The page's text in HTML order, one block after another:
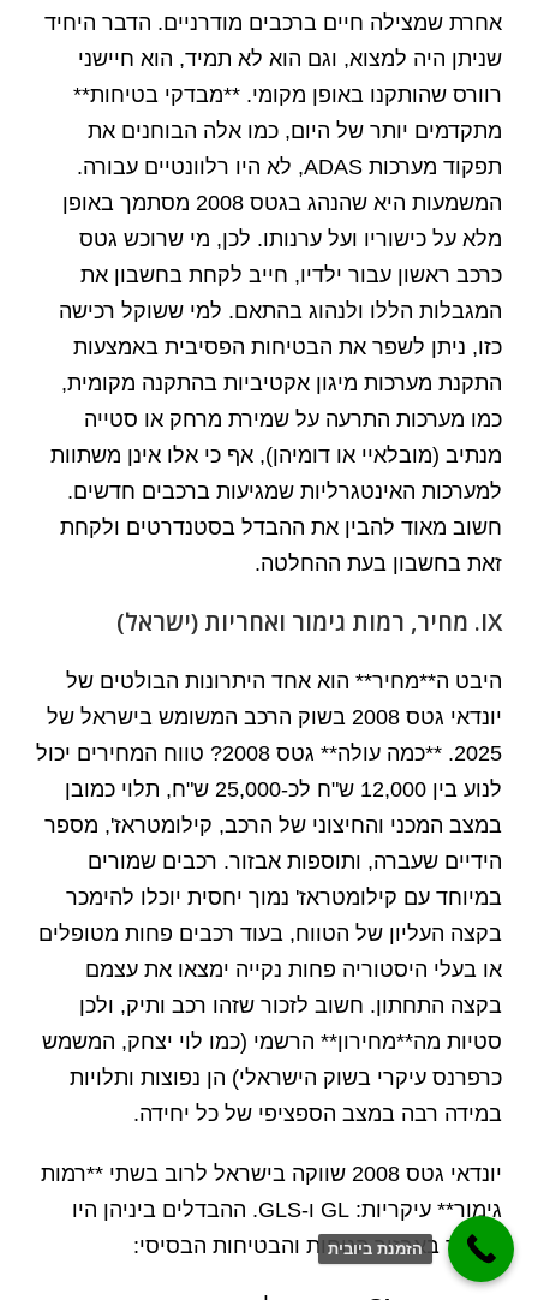
אחרת שמצילה חיים ברכבים מודרניים. הדבר היחיד
שניתן היה למצוא, וגם הוא לא תמיד, הוא חיישני
רוורס שהותקנו באופן מקומי. **מבדקי בטיחות**
מתקדמים יותר של היום, כמו אלה הבוחנים את
תפקוד מערכות ADAS, לא היו רלוונטיים עבורה.
המשמעות היא שהנהג בגטס 2008 מסתמך באופן
מלא על כישוריו ועל ערנותו. לכן, מי שרוכש גטס
כרכב ראשון עבור ילדיו, חייב לקחת בחשבון את
המגבלות הללו ולנהוג בהתאם. למי ששוקל רכישה
כזו, ניתן לשפר את הבטיחות הפסיבית באמצעות
התקנת מערכות מיגון אקטיביות בהתקנה מקומית,
כמו מערכות התרעה על שמירת מרחק או סטייה
מנתיב (מובלאיי או דומיהן), אף כי אלו אינן משתוות
למערכות האינטגרליות שמגיעות ברכבים חדשים.
חשוב מאוד להבין את ההבדל בסטנדרטים ולקחת
זאת בחשבון בעת ההחלטה.
IX. מחיר, רמות גימור ואחריות (ישראל)
היבט ה**מחיר** הוא אחד היתרונות הבולטים של
יונדאי גטס 2008 בשוק הרכב המשומש בישראל של
2025. **כמה עולה** גטס 2008? טווח המחירים יכול
לנוע בין 12,000 ש"ח לכ-25,000 ש"ח, תלוי כמובן
במצב המכני והחיצוני של הרכב, קילומטראז', מספר
הידיים שעברה, ותוספות אבזור. רכבים שמורים
במיוחד עם קילומטראז' נמוך יחסית יוכלו להימכר
בקצה העליון של הטווח, בעוד רכבים פחות מטופלים
או בעלי היסטוריה פחות נקייה ימצאו את עצמם
בקצה התחתון. חשוב לזכור שזהו רכב ותיק, ולכן
סטיות מה**מחירון** הרשמי (כמו לוי יצחק, המשמש
כרפרנס עיקרי בשוק הישראלי) הן נפוצות ותלויות
במידה רבה במצב הספציפי של כל יחידה.
יונדאי גטס 2008 שווקה בישראל לרוב בשתי **רמות
גימור** עיקריות: GL ו-GLS. ההבדלים ביניהן היו
בעיקר באבזור הנוחות והבטיחות הבסיסי:
הזמנת ביובית